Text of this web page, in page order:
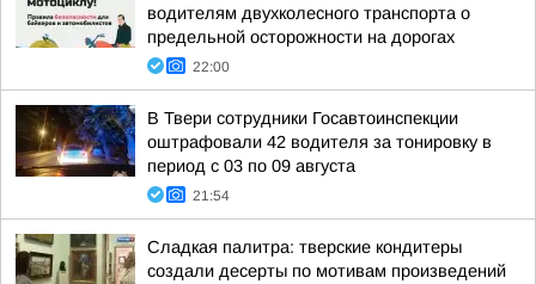
водителям двухколесного транспорта о
предельной осторожности на дорогах
22:00
В Твери сотрудники Госавтоинспекции
оштрафовали 42 водителя за тонировку в
период с 03 по 09 августа
21:54
Сладкая палитра: тверские кондитеры
создали десерты по мотивам произведений